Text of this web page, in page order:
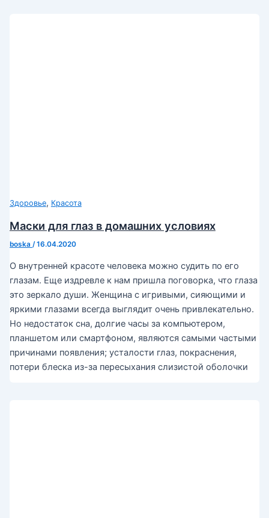
Здоровье, Красота
Маски для глаз в домашних условиях
boska /16.04.2020
О внутренней красоте человека можно судить по его
глазам. Еще издревле к нам пришла поговорка, что глаза
это зеркало души. Женщина с игривыми, сияющими и
яркими глазами всегда выглядит очень привлекательно.
Но недостаток сна, долгие часы за компьютером,
планшетом или смартфоном, являются самыми частыми
причинами появления; усталости глаз, покраснения,
потери блеска из-за пересыхания слизистой оболочки